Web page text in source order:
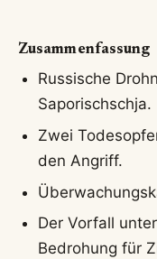
Zusammenfassung
Russische
Saporischschja.
Zwei
den Angriff.
Der Vorfall
Bedrohung für